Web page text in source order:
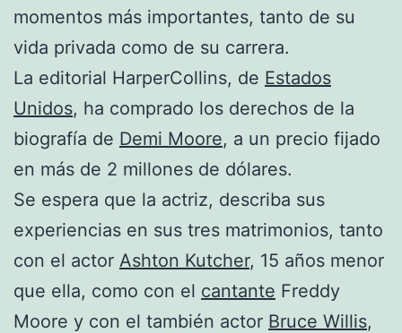
momentos más importantes, tanto de su
vida privada como de su carrera.
La editorial HarperCollins, de Estados
Unidos, ha comprado los derechos de la
biografía de Demi Moore, a un precio fijado
en más de 2 millones de dólares.
Se espera que la actriz, describa sus
experiencias en sus tres matrimonios, tanto
con el actor Ashton Kutcher, 15 años menor
que ella, como con el cantante Freddy
Moore y con el también actor Bruce Willis,